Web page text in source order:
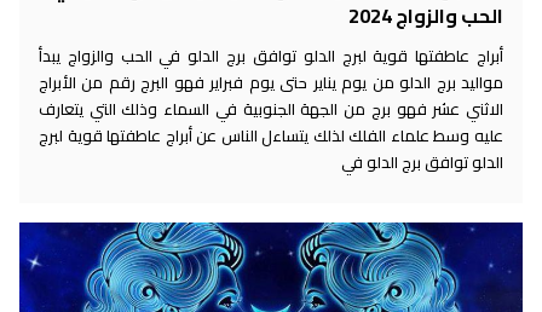
الحب والزواج 2024
أبراج عاطفتها قوية لبرج الدلو توافق برج الدلو في الحب والزواج يبدأ
مواليد برج الدلو من يوم يناير حتى يوم فبراير فهو البرج رقم من الأبراج
الاثني عشر فهو برج من الجهة الجنوبية في السماء وذلك التي يتعارف
عليه وسط علماء الفلك لذلك يتساءل الناس عن أبراج عاطفتها قوية لبرج
الدلو توافق برج الدلو في